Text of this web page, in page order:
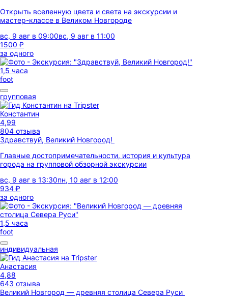
Открыть вселенную цвета и света на экскурсии и
мастер-классе в Великом Новгороде
вс, 9 авг в 09:00вс, 9 авг в 11:00
1500 ₽
за одного
1,5 часа
foot
групповая
Константин
4,99
804 отзыва
Здравствуй, Великий Новгород!
Главные достопримечательности, история и культура
города на групповой обзорной экскурсии
вс, 9 авг в 13:30пн, 10 авг в 12:00
934 ₽
за одного
1,5 часа
foot
индивидуальная
Анастасия
4,88
643 отзыва
Великий Новгород — древняя столица Севера Руси